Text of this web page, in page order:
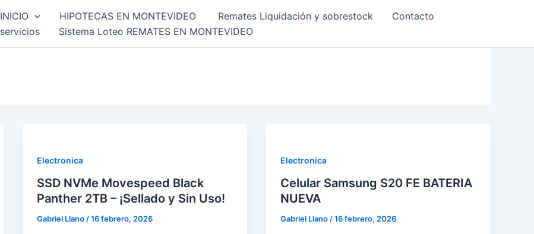
INICIO HIPOTECAS EN MONTEVIDEO Remates Liquidación y sobrestock
Contacto
servicios
Sistema Loteo REMATES EN MONTEVIDEO
Electronica
SSD NVMe Movespeed Black
Panther 2TB – ¡Sellado y Sin Uso!
Gabriel Llano /16 febrero, 2026
Electronica
Celular Samsung S20 FE BATERIA
NUEVA
Gabriel Llano /16 febrero, 2026